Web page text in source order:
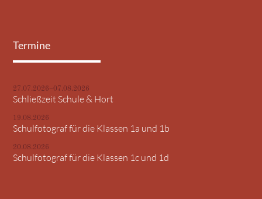
Termine
27.07.2026–07.08.2026
Schließzeit Schule & Hort
19.08.2026
Schulfotograf für die Klassen 1a und 1b
20.08.2026
Schulfotograf für die Klassen 1c und 1d